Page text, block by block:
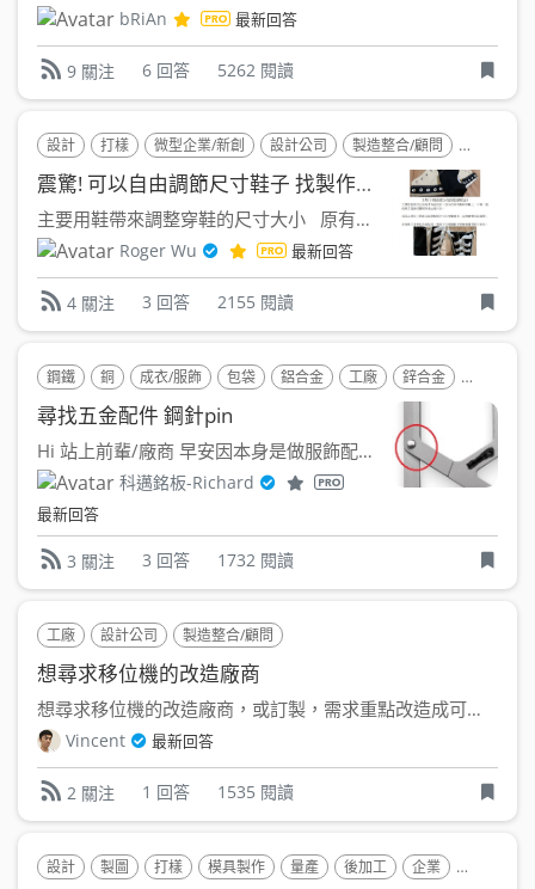
bRiAn 最新回答
9 關注 6 回答 5262 閱讀
設計 打樣 微型企業/新創 設計公司 製造整合/顧問 織品設計
震驚! 可以自由調節尺寸鞋子 找製作廠商與合夥人
主要用鞋帶來調整穿鞋的尺寸大小 原有問題 鞋子尺...
Roger Wu 最新回答
4 關注 3 回答 2155 閱讀
鋼鐵 銅 成衣/服飾 包袋 鋁合金 工廠 鋅合金 製造整合
尋找五金配件 鋼針pin
Hi 站上前輩/廠商 早安因本身是做服飾配件業 , 現在需...
科邁銘板-Richard
最新回答
3 關注 3 回答 1732 閱讀
工廠 設計公司 製造整合/顧問
想尋求移位機的改造廠商
想尋求移位機的改造廠商，或訂製，需求重點改造成可自行操作，椅...
Vincent 最新回答
2 關注 1 回答 1535 閱讀
設計 製圖 打樣 模具製作 量產 後加工 企業 工廠